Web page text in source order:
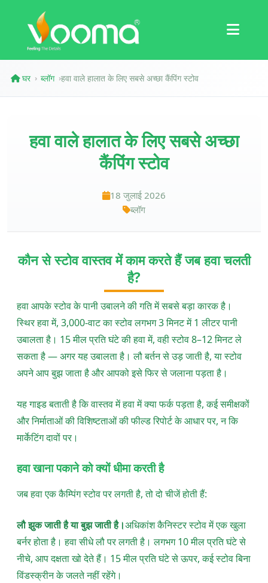
प्रमाणपत्र
केस स्टडी
घर › ब्लॉग ›हवा वाले हालात के लिए सबसे अच्छा कैंपिंग स्टोव
हवा वाले हालात के लिए सबसे अच्छा
कैंपिंग स्टोव
18 जुलाई 2026
ब्लॉग
कौन से स्टोव वास्तव में काम करते हैं जब हवा चलती
है?
हवा आपके स्टोव के पानी उबालने की गति में सबसे बड़ा कारक है।
स्थिर हवा में, 3,000-वाट का स्टोव लगभग 3 मिनट में 1 लीटर पानी
उबालता है। 15 मील प्रति घंटे की हवा में, वही स्टोव 8–12 मिनट ले
सकता है — अगर यह उबालता है। लौ बर्तन से उड़ जाती है, या स्टोव
अपने आप बुझ जाता है और आपको इसे फिर से जलाना पड़ता है।
यह गाइड बताती है कि वास्तव में हवा में क्या फर्क पड़ता है, कई समीक्षकों
और निर्माताओं की विशिष्टताओं की फील्ड रिपोर्ट के आधार पर, न कि
मार्केटिंग दावों पर।
हवा खाना पकाने को क्यों धीमा करती है
जब हवा एक कैम्पिंग स्टोव पर लगती है, तो दो चीजें होती हैं:
लौ झुक जाती है या बुझ जाती है।अधिकांश कैनिस्टर स्टोव में एक खुला
बर्नर होता है। हवा सीधे लौ पर लगती है। लगभग 10 मील प्रति घंटे से
नीचे, आप दक्षता खो देते हैं। 15 मील प्रति घंटे से ऊपर, कई स्टोव बिना
विंडस्क्रीन के जलते नहीं रहेंगे।